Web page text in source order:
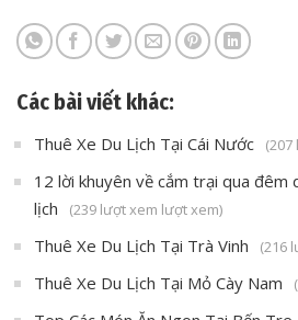
Các bài viết khác:
Thuê Xe Du Lịch Tại Cái Nước
12 lời khuyên về cắm trại qua đêm
lịch
(239 lượt xem lượt xem)
Thuê Xe Du Lịch Tại Trà Vinh (216
Thuê Xe Du Lịch Tại Mỏ Cày Nam